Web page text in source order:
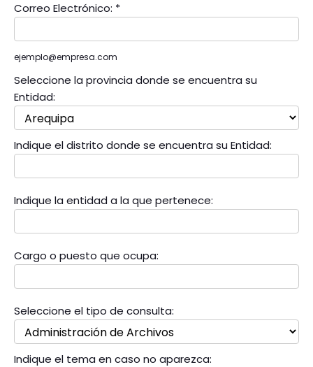
Correo Electrónico: *
ejemplo@empresa.com
Seleccione la provincia donde se encuentra su
Entidad:
Indique el distrito donde se encuentra su Entidad:
Indique la entidad a la que pertenece:
Cargo o puesto que ocupa:
Seleccione el tipo de consulta:
Indique el tema en caso no aparezca: